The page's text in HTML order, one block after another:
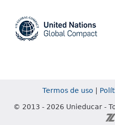
Termos de uso
© 2013 - 2026 Unieducar -